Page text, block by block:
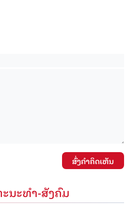
ສົ່ງຄໍາຄິດເຫັນ
ນະທຳ-ສັງຄົມ